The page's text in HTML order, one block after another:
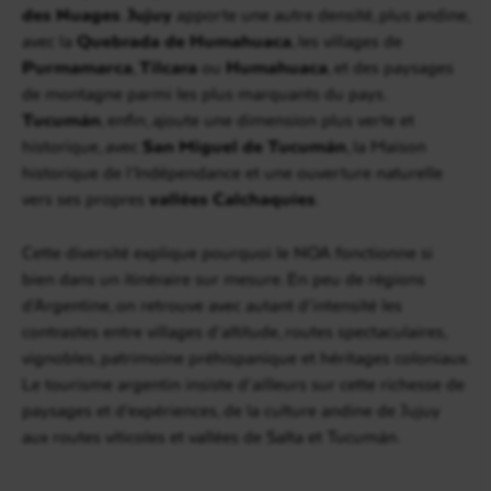
des Nuages Jujuy apporte une autre densité, plus andine,
avec la Quebrada de Humahuaca , les villages de
Purmamarca Tilcara Humahuaca , et des paysages
de montagne parmi les plus marquants du pays.
Tucumán , enfin, ajoute une dimension plus verte et
historique, avec San Miguel de Tucumán , la Maison
historique de l’Indépendance et une ouverture naturelle
vers ses propres vallées Calchaquíes
Cette diversité explique pourquoi le NOA fonctionne si
bien dans un itinéraire sur mesure. En peu de régions
d’Argentine, on retrouve avec autant d’intensité les
contrastes entre villages d’altitude, routes spectaculaires,
vignobles, patrimoine préhispanique et héritages coloniaux.
Le tourisme argentin insiste d’ailleurs sur cette richesse de
paysages et d’expériences, de la culture andine de Jujuy
aux routes viticoles et vallées de Salta et Tucumán.